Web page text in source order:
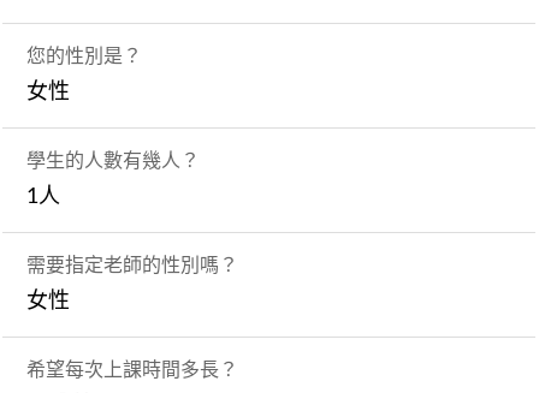
您的性別是？
女性
學生的人數有幾人？
1人
需要指定老師的性別嗎？
女性
希望每次上課時間多長？